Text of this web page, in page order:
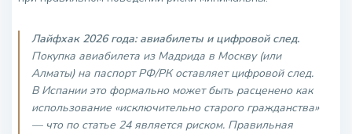
Лайфхак 2026 года: авиабилеты и цифровой след.
Покупка авиабилета из Мадрида в Москву (или
Алматы) на паспорт РФ/РК оставляет цифровой след.
В Испании это формально может быть расценено как
использование «исключительно старого гражданства»
— что по статье 24 является риском. Правильная